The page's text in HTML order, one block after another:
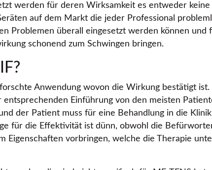
werden für deren Wirksamkeit es entweder
auf dem Markt die jeder Professional
Problemen überall eingesetzt werden können
schonend zum Schwingen bringen.
Anwendung wovon die Wirkung bestätigt
Einführung von den meisten
der Patient muss für eine Behandlung in die
für die Effektivität ist dünn, obwohl die
Eigenschaften vorbringen, welche die Therapie